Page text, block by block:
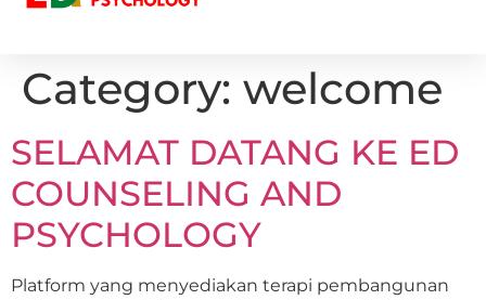
Category: welcome
SELAMAT DATANG KE ED
COUNSELING AND
PSYCHOLOGY
Platform yang menyediakan terapi pembangunan